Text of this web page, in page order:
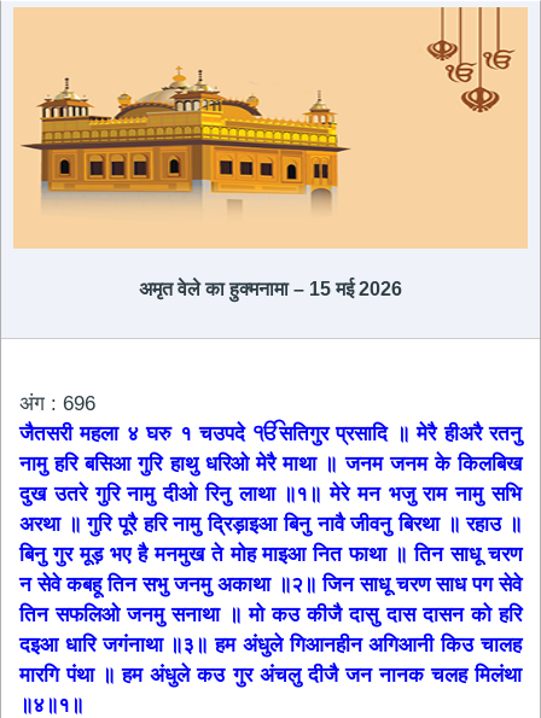
अमृत ​​वेले का हुक्मनामा – 15 मई 2026
अंग : 696
जैतसरी महला ४ घरु १ चउपदे ੴसतिगुर प्रसादि ॥ मेरै हीअरै रतनु
नामु हरि बसिआ गुरि हाथु धरिओ मेरै माथा ॥ जनम जनम के किलबिख
दुख उतरे गुरि नामु दीओ रिनु लाथा ॥१॥ मेरे मन भजु राम नामु सभि
अरथा ॥ गुरि पूरै हरि नामु दि्रड़ाइआ बिनु नावै जीवनु बिरथा ॥ रहाउ ॥
बिनु गुर मूड़ भए है मनमुख ते मोह माइआ नित फाथा ॥ तिन साधू चरण
न सेवे कबहू तिन सभु जनमु अकाथा ॥२॥ जिन साधू चरण साध पग सेवे
तिन सफलिओ जनमु सनाथा ॥ मो कउ कीजै दासु दास दासन को हरि
दइआ धारि जगंनाथा ॥३॥ हम अंधुले गिआनहीन अगिआनी किउ चालह
मारगि पंथा ॥ हम अंधुले कउ गुर अंचलु दीजै जन नानक चलह मिलंथा
॥४॥१॥